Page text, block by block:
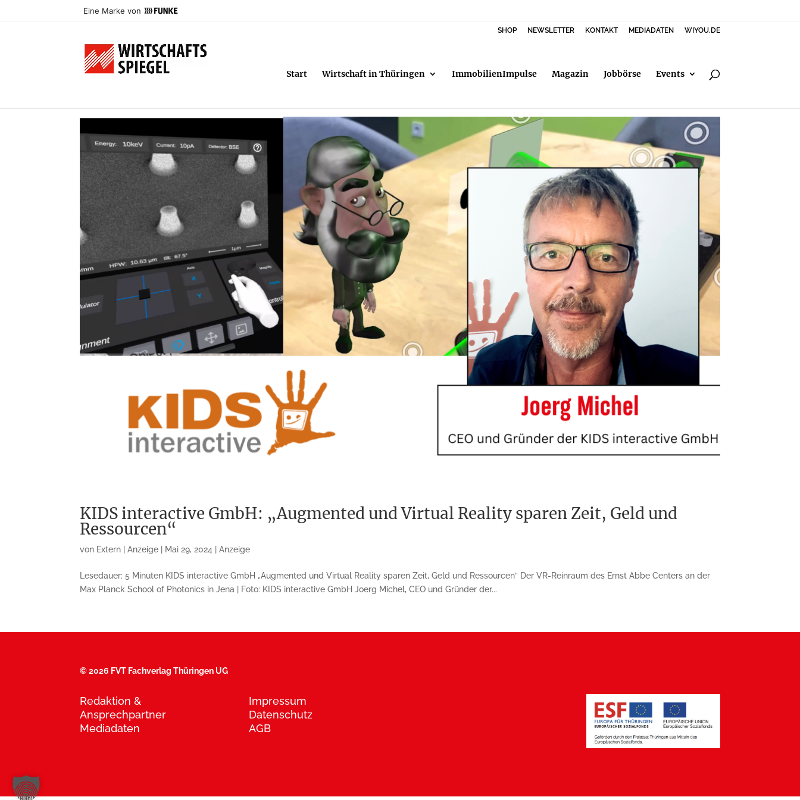
Eine Marke von
SHOP NEWSLETTER KONTAKT MEDIADATEN WIYOU.DE
Start Wirtschaft in Thüringen ImmobilienImpulse Magazin Jobbörse Events
KIDS interactive GmbH: „Augmented und Virtual Reality sparen Zeit, Geld und
Ressourcen“
von Extern | Anzeige Mai 29, 2024 |Anzeige
Lesedauer: 5 Minuten KIDS interactive GmbH „Augmented und Virtual Reality sparen Zeit, Geld und Ressourcen“ Der VR-Reinraum des Ernst Abbe Centers an der
Max Planck School of Photonics in Jena | Foto: KIDS interactive GmbH Joerg Michel, CEO und Gründer der...
©2026 FVT Fachverlag Thüringen UG
Redaktion &
Ansprechpartner
Mediadaten
Impressum
Datenschutz
AGB